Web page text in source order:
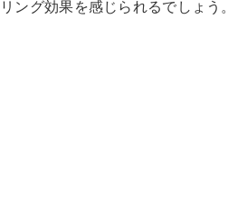
ング効果を感じられるでしょう。